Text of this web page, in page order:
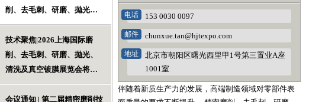
电话 153 0030 0097
邮件 chunxue.tan@hjtexpo.com
地址
北京市朝阳区曙光西里甲1号第三置业A座
1001室
伴随着新质生产力的发展，高端制造领域对零部件表
削、去毛刺、研磨、抛光、
清洗及真空镀膜展将于8月在
上海举办！
技术聚焦|2026上海国际磨
削、去毛刺、研磨、抛光、
清洗及真空镀膜展览会将于8
月在上海举办！
会议通知 | 第二届精密磨削技